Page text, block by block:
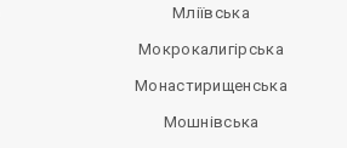
Мліївська
Мокрокалигірська
Монастирищенська
Мошнівська